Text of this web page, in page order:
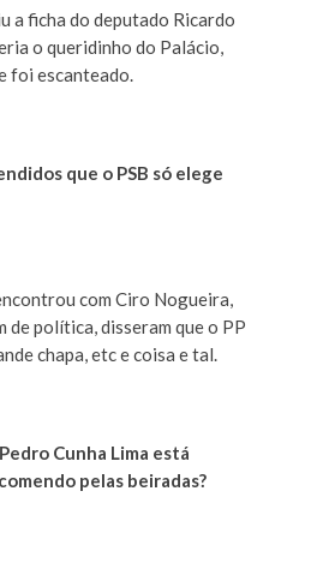
a ficha do deputado Ricardo
o queridinho do Palácio,
foi escanteado.
que o PSB só elege
com Ciro Nogueira,
de política, disseram que o PP
chapa, etc e coisa e tal.
Cunha Lima está
pelas beiradas?